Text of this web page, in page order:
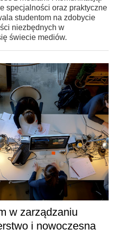
specjalności oraz praktyczne
studentom na zdobycie
niezbędnych w
świecie mediów.
w zarządzaniu
i nowoczesna